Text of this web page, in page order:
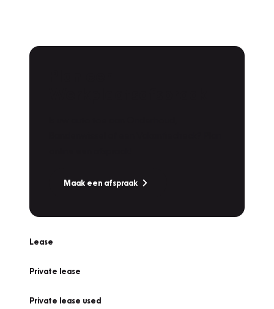
Maak een afspraak
Lease
Private lease
Private lease used